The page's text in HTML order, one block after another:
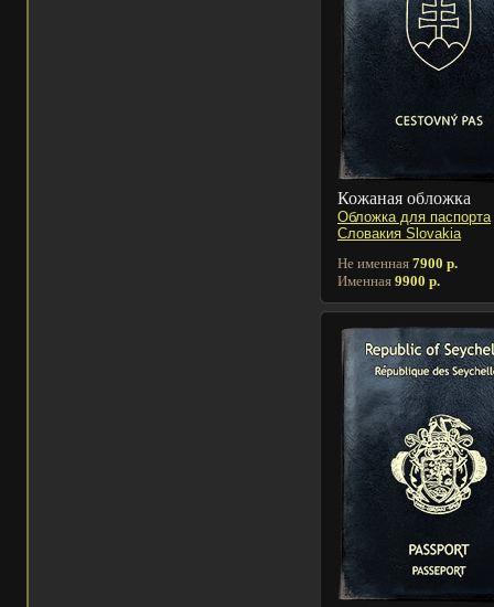
Кожаная обложка
Обложка для паспорта
Словакия Slovakia
Не именная 7900 р.
Именная 9900 р.